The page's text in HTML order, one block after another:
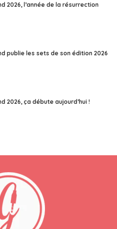
2026, l’année de la résurrection
publie les sets de son édition 2026
2026, ça débute aujourd’hui !